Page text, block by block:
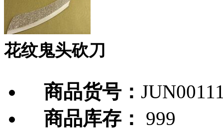
花纹鬼头砍刀
商品货号：
商品库存：
999